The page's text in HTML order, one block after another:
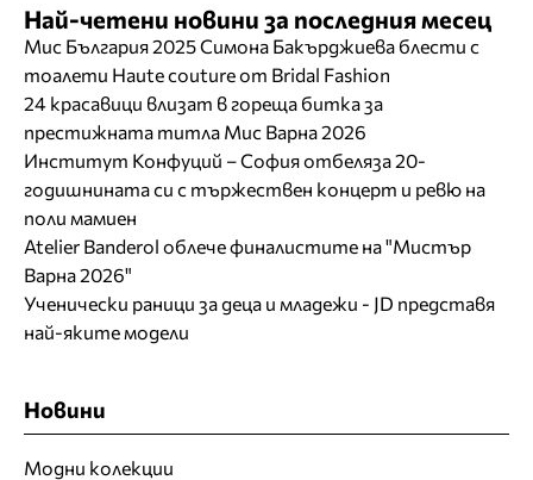
Най-четени новини за последния месец
Мис България 2025 Симона Бакърджиева блести с
тоалети Haute couture от Bridal Fashion
24 красавици влизат в гореща битка за
престижната титла Мис Варна 2026
Институт Конфуций – София отбеляза 20-
годишнината си с тържествен концерт и ревю на
поли мамиен
Atelier Banderol облече финалистите на "Мистър
Варна 2026"
Ученически раници за деца и младежи - JD представя
най-яките модели
Новини
Модни колекции